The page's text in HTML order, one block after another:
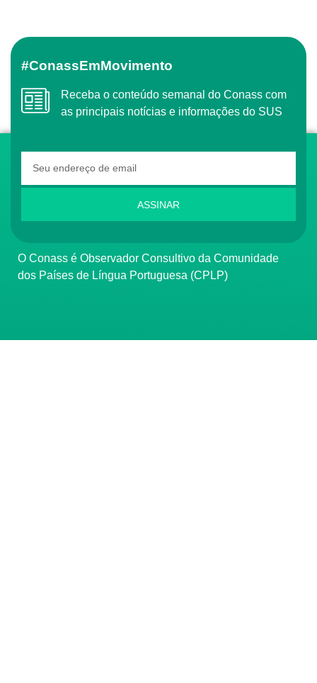
#ConassEmMovimento
Receba o conteúdo semanal do Conass com
as principais notícias e informações do SUS
ASSINAR
O Conass é Observador Consultivo da Comunidade
dos Países de Língua Portuguesa (CPLP)